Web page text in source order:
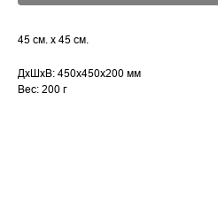
45 см. x 45 см.
ДxШxВ: 450x450x200 мм
Вес: 200 г